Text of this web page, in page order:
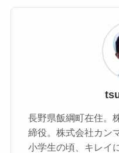
長野県飯綱町在住。
締役。株式会社カン
小学生の頃、キレイ